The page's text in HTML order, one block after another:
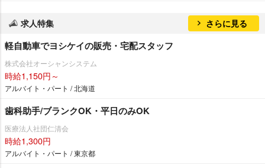
求人特集 さらに見る
軽自動車でヨシケイの販売・宅配スタッフ
株式会社オーシャンシステム
時給1,150円～
アルバイト・パート / 北海道
歯科助手/ブランクOK・平日のみOK
医療法人社団仁清会
時給1,300円
アルバイト・パート / 東京都